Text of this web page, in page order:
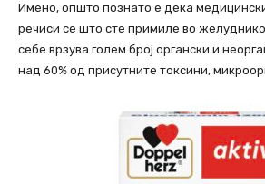
Имено, општо познато е дека
речиси се што сте примиле во
себе врзува голем број органски и
над 60% од присутните токсини,